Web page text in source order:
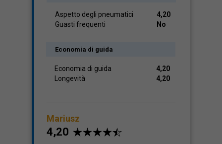
Aspetto degli pneumatici
4,20
Guasti frequenti
No
Economia di guida
Economia di guida
4,20
Longevità
4,20
Mariusz
4,20